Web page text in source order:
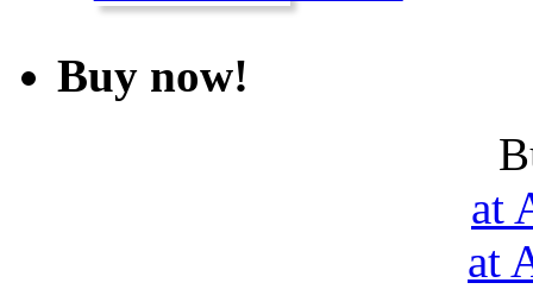
Buy now!
at
at